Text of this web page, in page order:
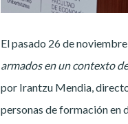
El pasado 26 de
armados en un contexto
por Irantzu Mendia,
personas de formación en